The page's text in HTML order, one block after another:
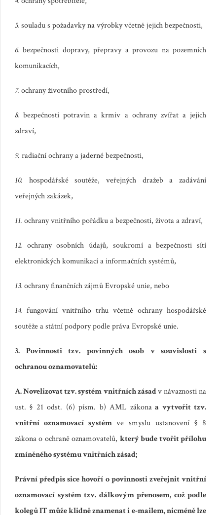
5. souladu s požadavky na výrobky včetně jejich bezpečnosti,
6.bezpečnosti dopravy, přepravy a provozu na pozemních
komunikacích,
7. ochrany životního prostředí,
8.bezpečnosti potravin a krmiv a ochrany zvířat a jejich
zdraví,
9. radiační ochrany a jaderné bezpečnosti,
10. hospodářské soutěže, veřejných dražeb a zadávání
veřejných zakázek,
11. ochrany vnitřního pořádku a bezpečnosti, života a zdraví,
12. ochrany osobních údajů, soukromí a bezpečnosti sítí
elektronických komunikací a informačních systémů,
13. ochrany finančních zájmů Evropské unie, nebo
14. fungování vnitřního trhu včetně ochrany hospodářské
soutěže a státní podpory podle práva Evropské unie.
3. Povinnosti tzv. povinných osob v souvislosti s
ochranou oznamovatelů:
A. Novelizovat tzv. systém vnitřních zásadv návaznosti na
ust. § 21 odst. (6) písm. b) AML zákonaa vytvořit tzv.
vnitřní oznamovací systém ve smyslu ustanovení § 8
zákona o ochraně oznamovatelů, který bude tvořit přílohu
zmíněného systému vnitřních zásad;
Právní předpis sice hovoří o povinnosti zveřejnit vnitřní
oznamovací systém tzv. dálkovým přenosem, což podle
kolegů IT může klidně znamenat i e-mailem, nicméně lze